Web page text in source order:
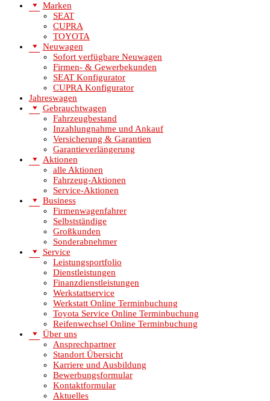
Marken
SEAT
CUPRA
TOYOTA
Neuwagen
Sofort verfügbare Neuwagen
Firmen- & Gewerbekunden
SEAT Konfigurator
CUPRA Konfigurator
Jahreswagen
Gebrauchtwagen
Fahrzeugbestand
Inzahlungnahme und Ankauf
Versicherung & Garantien
Garantieverlängerung
Aktionen
alle Aktionen
Fahrzeug-Aktionen
Service-Aktionen
Business
Firmenwagenfahrer
Selbstständige
Großkunden
Sonderabnehmer
Service
Leistungsportfolio
Dienstleistungen
Finanzdienstleistungen
Werkstattservice
Werkstatt Online Terminbuchung
Toyota Service Online Terminbuchung
Reifenwechsel Online Terminbuchung
Über uns
Ansprechpartner
Standort Übersicht
Karriere und Ausbildung
Bewerbungsformular
Kontaktformular
Aktuelles